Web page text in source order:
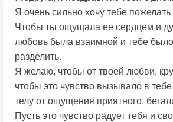
Я очень сильно хочу тебе
Чтобы ты ощущала ее сердцем и
любовь была взаимной и тебе
разделить.
Я желаю, чтобы от твоей любви,
чтобы это чувство вызывало в
телу от ощущения приятного,
Пусть это чувство радует тебя и